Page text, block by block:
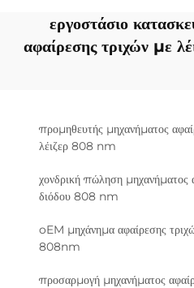
εργοστάσιο
αφαίρεσης τριχών με
προμηθευτής μηχανήματος
λέιζερ 808 nm
χονδρική πώληση μηχανήματος
διόδου 808 nm
oEM μηχάνημα αφαίρεσης
808nm
προσαρμογή μηχανήματος